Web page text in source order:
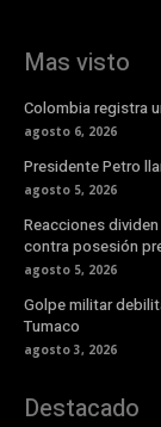
Mas visto
Colombia registra
agosto 6, 2026
Presidente Petro
agosto 5, 2026
Reacciones
contra posesión
agosto 5, 2026
Golpe militar
Tumaco
agosto 3, 2026
Destacado